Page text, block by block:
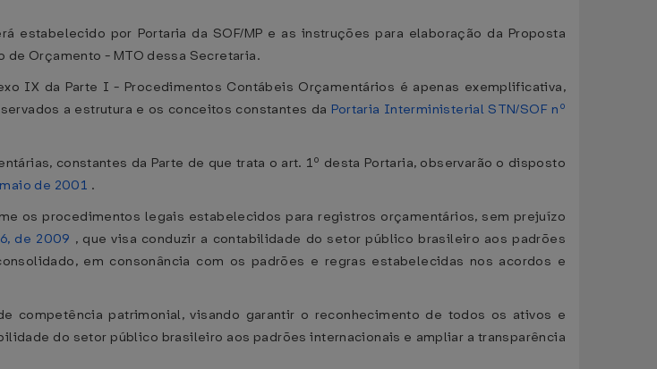
estabelecido por Portaria da SOF/MP e as instruções para elaboração da Proposta
de Orçamento - MTO dessa Secretaria.
IX da Parte I - Procedimentos Contábeis Orçamentários é apenas exemplificativa,
a estrutura e os conceitos constantes da Portaria Interministerial STN/SOF nº
constantes da Parte de que trata o art. 1º desta Portaria, observarão o disposto
de 2001 .
os procedimentos legais estabelecidos para registros orçamentários, sem prejuízo
de 2009 , que visa conduzir a contabilidade do setor público brasileiro aos padrões
em consonância com os padrões e regras estabelecidas nos acordos e
competência patrimonial, visando garantir o reconhecimento de todos os ativos e
do setor público brasileiro aos padrões internacionais e ampliar a transparência